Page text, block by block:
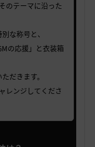
のテーマに沿った
な称号と、
の応援」と衣装箱
だきます。
レンジしてくださ